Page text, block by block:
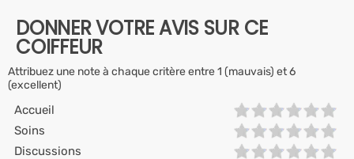
DONNER VOTRE AVIS SUR CE
COIFFEUR
Attribuez une note à chaque critère entre 1 (mauvais) et 6
(excellent)
Accueil
Soins
Discussions